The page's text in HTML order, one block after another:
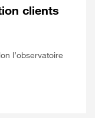
clients
l’observatoire